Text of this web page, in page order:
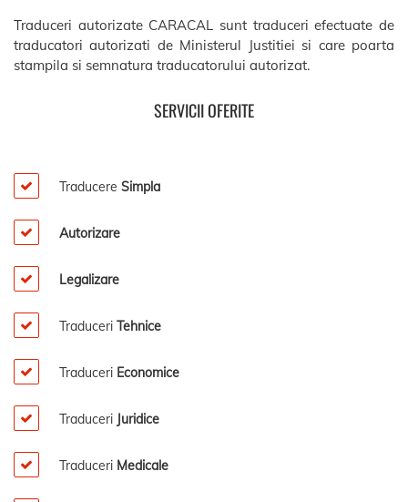
Traduceri autorizate CARACAL sunt traduceri efectuate de
traducatori autorizati de Ministerul Justitiei si care poarta
stampila si semnatura traducatorului autorizat.
SERVICII OFERITE
Traducere Simpla
Autorizare
Legalizare
Traduceri Tehnice
Traduceri Economice
Traduceri Juridice
Traduceri Medicale